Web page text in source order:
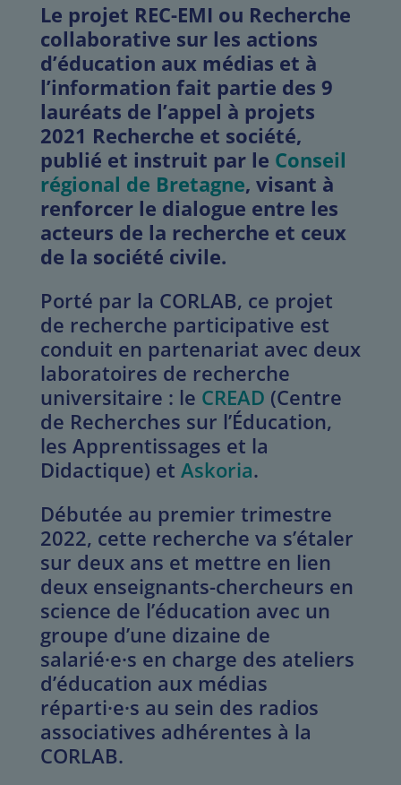
Le projet REC-EMI ou Recherche
collaborative sur les actions
d’éducation aux médias et à
l’information fait partie des 9
lauréats de l’appel à projets
2021 Recherche et société,
publié et instruit par le Conseil
régional de Bretagne, visant à
renforcer le dialogue entre les
acteurs de la recherche et ceux
de la société civile.
Porté par la CORLAB, ce projet
de recherche participative est
conduit en partenariat avec deux
laboratoires de recherche
universitaire : le CREAD (Centre
de Recherches sur l’Éducation,
les Apprentissages et la
Didactique) et Askoria.
Débutée au premier trimestre
2022, cette recherche va s’étaler
sur deux ans et mettre en lien
deux enseignants-chercheurs en
science de l’éducation avec un
groupe d’une dizaine de
salarié·e·s en charge des ateliers
d’éducation aux médias
réparti·e·s au sein des radios
associatives adhérentes à la
CORLAB.